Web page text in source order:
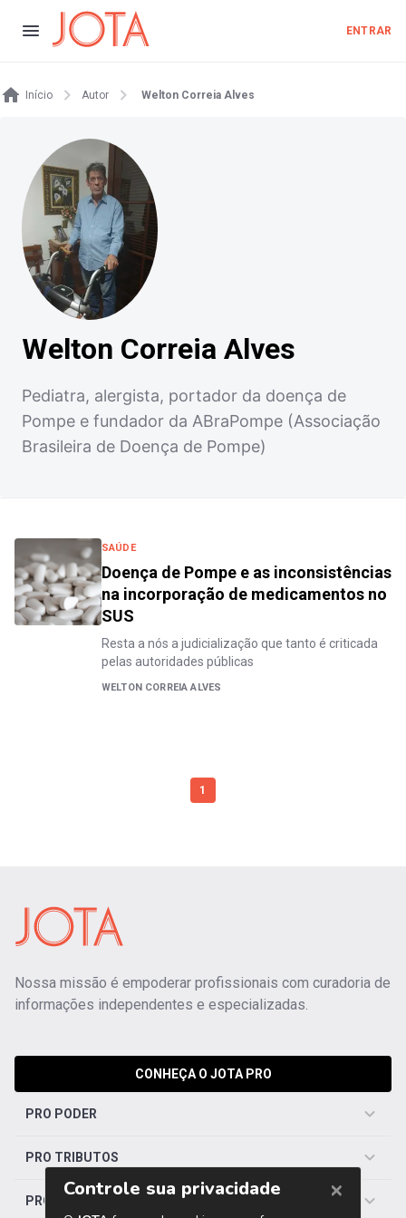
ENTRAR
Início Autor Welton Correia Alves
Welton Correia Alves
Pediatra, alergista, portador da doença de
Pompe e fundador da ABraPompe (Associação
Brasileira de Doença de Pompe)
SAÚDE
Doença de Pompe e as inconsistências
na incorporação de medicamentos no
SUS
Resta a nós a judicialização que tanto é criticada
pelas autoridades públicas
WELTON CORREIA ALVES
1
Nossa missão é empoderar profissionais com curadoria de
informações independentes e especializadas.
CONHEÇA O JOTA PRO
PRO PODER
PRO TRIBUTOS
PRO TRABALHISTA